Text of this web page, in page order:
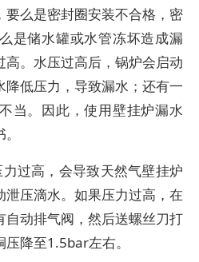
要么是密封圈安装不合格，密
是储水罐或水管冻坏造成漏
。水压过高后，锅炉会启动
降低压力，导致漏水；还有一
当。因此，使用壁挂炉漏水
过高，会导致天然气壁挂炉
压滴水。如果压力过高，在
动排气阀，然后送螺丝刀打
降至1.5bar左右。